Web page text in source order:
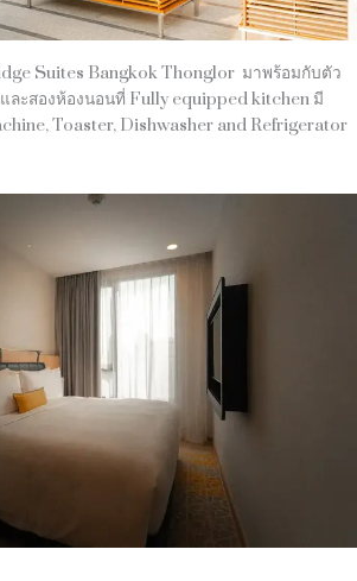
Suites Bangkok Thonglor มาพร้อมกับตัว
ละสองห้องนอนที่ Fully equipped kitchen มี
Toaster, Dishwasher and Refrigerator